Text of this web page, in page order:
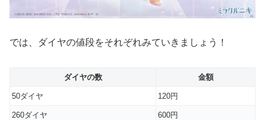
では、ダイヤの値段をそれぞれみていきましょう！
ダイヤの数 金額
50ダイヤ 120円
260ダイヤ 600円